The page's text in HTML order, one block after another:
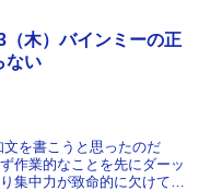
（木）バインミーの正
ない
を書こうと思ったのだ
作業的なことを先にダーッ
集中力が致命的に欠けてる